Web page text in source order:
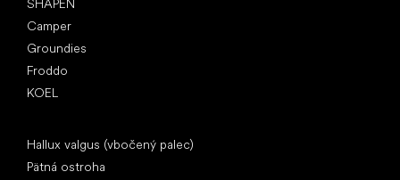
SHAPEN
Camper
Groundies
Froddo
KOEL
Hallux valgus (vbočený palec)
Pätná ostroha